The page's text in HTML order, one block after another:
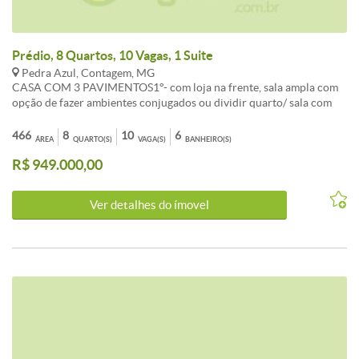
pelo cliente no momento da visita ao imóvel.
Prédio, 8 Quartos, 10 Vagas, 1 Suite
Pedra Azul, Contagem, MG
CASA COM 3 PAVIMENTOS1°- com loja na frente, sala ampla com
opção de fazer ambientes conjugados ou dividir quarto/ sala com
granito + fogão Cook top.
ÁREA
466 QUARTO(S)
8 VAGA(S)
10 BANHEIRO(S)
6
R$ 949.000,00
Ver detalhes do ímovel